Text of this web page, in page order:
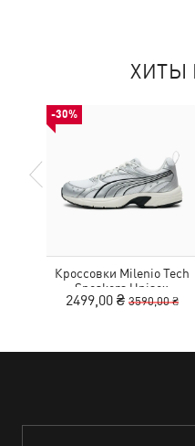
ХИТЫ
-30%
Кроссовки Milenio Tech
Sneakers Unisex
2499,00 ₴ 3590,00 ₴